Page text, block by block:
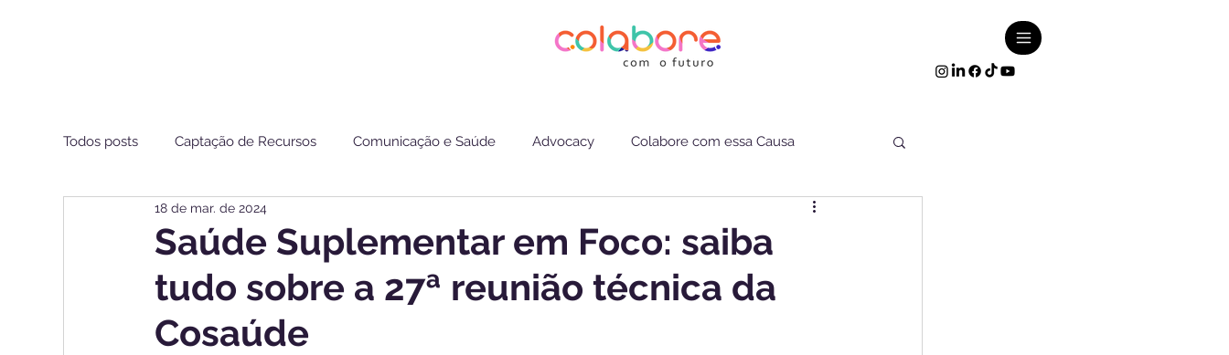
Todos posts Captação de Recursos Comunicação e Saúde Advocacy Colabore com essa Causa
Estamos de Olho ANS
Saúde Suplementar em Foco: saiba
tudo sobre a 27ª reunião técnica da
Cosaúde
18 de mar. de 2024